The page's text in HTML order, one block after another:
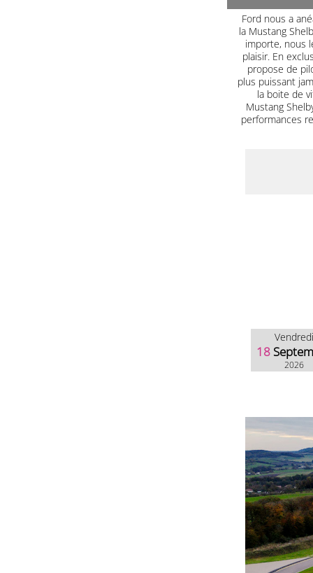
Ford nous a
la Mustang
importe, nous
plaisir. En
propose de
plus puissant
la boite de
Mustang
performances
18
2026